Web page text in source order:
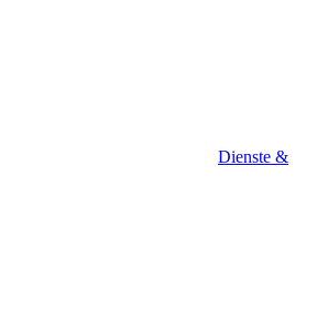
Dienste &